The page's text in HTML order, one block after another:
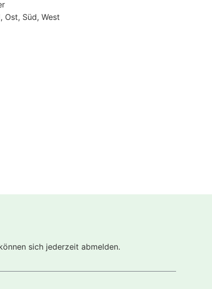
Ost, Süd, West
sich jederzeit abmelden.